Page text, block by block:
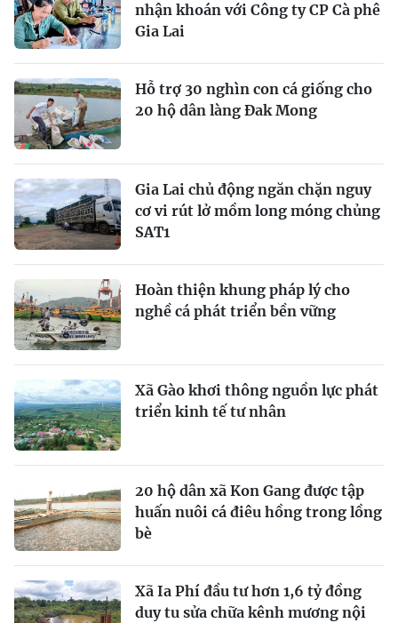
nhận khoán với Công ty CP Cà phê
Gia Lai
Hỗ trợ 30 nghìn con cá giống cho
20 hộ dân làng Đak Mong
Gia Lai chủ động ngăn chặn nguy
cơ vi rút lở mồm long móng chủng
SAT1
Hoàn thiện khung pháp lý cho
nghề cá phát triển bền vững
Xã Gào khơi thông nguồn lực phát
triển kinh tế tư nhân
20 hộ dân xã Kon Gang được tập
huấn nuôi cá điêu hồng trong lồng
bè
Xã Ia Phí đầu tư hơn 1,6 tỷ đồng
duy tu sửa chữa kênh mương nội